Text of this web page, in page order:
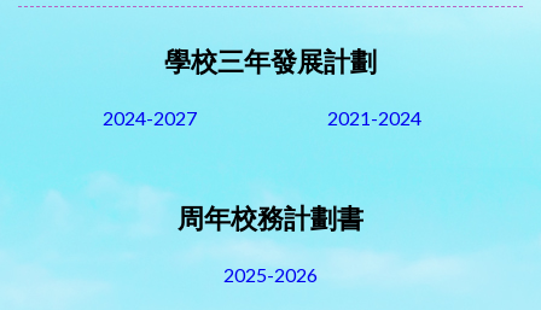
學校三年發展計劃
2024-2027 2021-2024
周年校務計劃書
2025-2026